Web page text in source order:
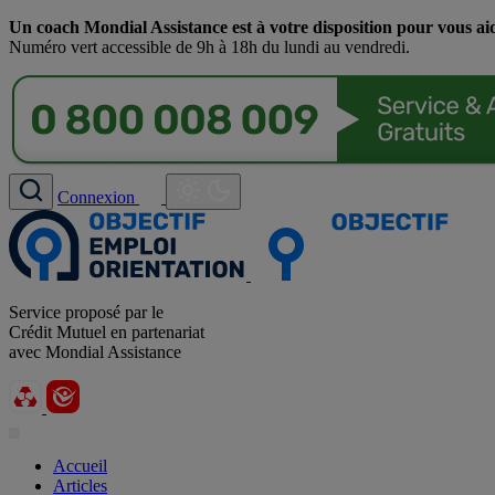
Un coach Mondial Assistance est à votre disposition pour vous
Numéro vert accessible de 9h à 18h du lundi au vendredi.
Connexion
Service proposé par le
Crédit Mutuel en partenariat
avec Mondial Assistance
Accueil
Articles